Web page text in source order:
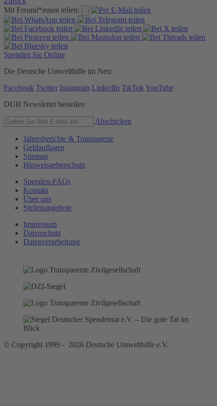
Mit Freund*innen teilen:
Spenden Sie Online
Die Deutsche Umwelthilfe im Netz
Facebook Twitter Instagram LinkedIn TikTok YouTube
DUH Newsletter bestellen
Abschicken
Jahresberichte & Transparenz
Geldauflagen
Sitemap
Hinweisgeberschutz
Spenden-FAQs
Kontakt
Über uns
Stellenangebote
Impressum
Datenschutz
Datenverarbeitung
© Copyright 1999 - 2026 Deutsche Umwelthilfe e.V.